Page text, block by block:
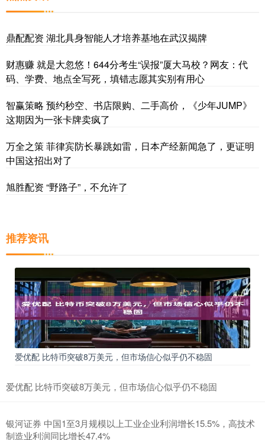
鼎配配资 湖北具身智能人才培养基地在武汉揭牌
财惠赚 就是大忽悠！644分考生“误报”厦大马校？网友：代
码、学费、地点全写死，填错志愿其实别有用心
智赢策略 预约秒空、书店限购、二手高价，《少年JUMP》
这期因为一张卡牌卖疯了
万全之策 菲律宾防长暴跳如雷，日本产经新闻急了，更证明
中国这招出对了
旭胜配资 “野路子”，不允许了
推荐资讯
爱优配 比特币突破8万美元，但市场信心似乎仍不稳固
爱优配 比特币突破8万美元，但市场信心似乎仍不稳固
银河证券 中国1至3月规模以上工业企业利润增长15.5%，高技术
制造业利润同比增长47.4%